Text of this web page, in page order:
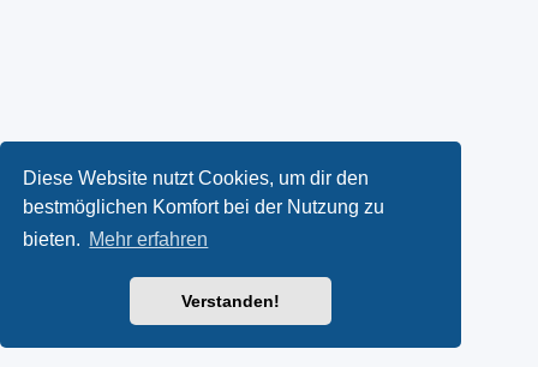
Diese Website nutzt Cookies, um dir den
bestmöglichen Komfort bei der Nutzung zu
bieten. Mehr erfahren
Verstanden!